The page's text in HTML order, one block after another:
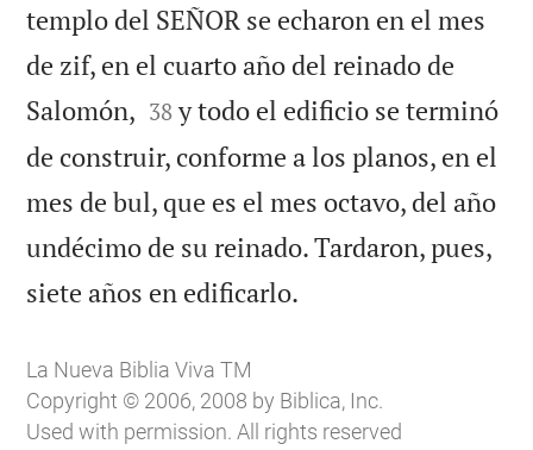
templo del SEÑOR se echaron en el mes
de zif, en el cuarto año del reinado de
Salomón, 

38 y todo el edificio se terminó
de construir, conforme a los planos, en el
mes de bul, que es el mes octavo, del año
undécimo de su reinado. Tardaron, pues,
siete años en edificarlo.
La Nueva Biblia Viva TM
Copyright © 2006, 2008 by Biblica, Inc.
Used with permission. All rights reserved